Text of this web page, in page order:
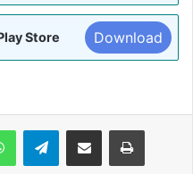
Store Download
WhatsAppTelegramShare via Email Print